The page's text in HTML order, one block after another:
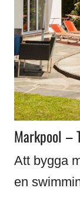
Markpool –
Att bygga
en